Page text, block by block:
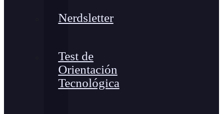
Nerdsletter
Test de
Orientación
Tecnológica